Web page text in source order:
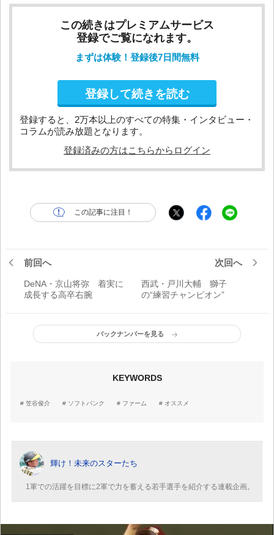
この続きはプレミアムサービス
登録でご覧になれます。
まずは体験！登録後7日間無料
登録して続きを読む
登録すると、2万本以上のすべての特集・インタビュー・
コラムが読み放題となります。
登録済みの方はこちらからログイン
この記事に注目！
前回へ
DeNA・京山将弥 着実に
成長する高卒右腕
次回へ
西武・戸川大輔 獅子
の“練習チャンピオン”
バックナンバーを見る
KEYWORDS
笠谷俊介 ソフトバンク ファーム オススメ
輝け！未来のスターたち
1軍での活躍を目標に2軍で力を蓄える若手選手を紹介する連載企画。